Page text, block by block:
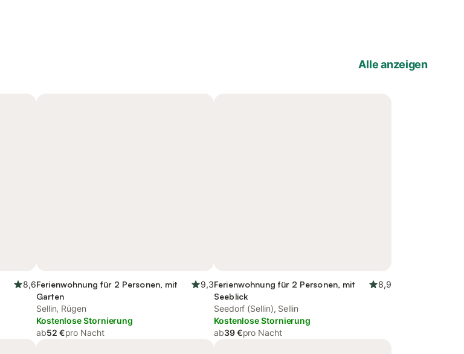
Alle anzeigen
8,6Ferienwohnung für 2 Personen, mit
Garten
9,3
Sellin, Rügen
Kostenlose Stornierung
ab52 €pro Nacht
Ferienwohnung für 2 Personen, mit
Seeblick
8,9
Seedorf (Sellin), Sellin
Kostenlose Stornierung
ab39 €pro Nacht